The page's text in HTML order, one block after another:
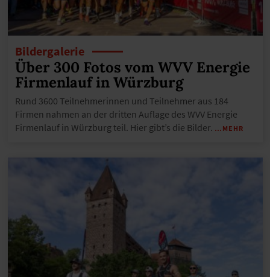
Bildergalerie
Über 300 Fotos vom WVV Energie
Firmenlauf in Würzburg
Rund 3600 Teilnehmerinnen und Teilnehmer aus 184
Firmen nahmen an der dritten Auflage des WVV Energie
Firmenlauf in Würzburg teil. Hier gibt’s die Bilder. …MEHR